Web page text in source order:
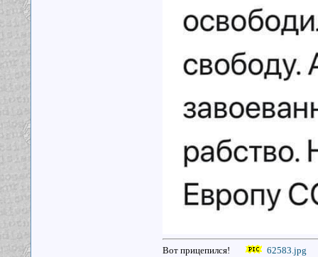
Вот прицепился! 62583.jpg